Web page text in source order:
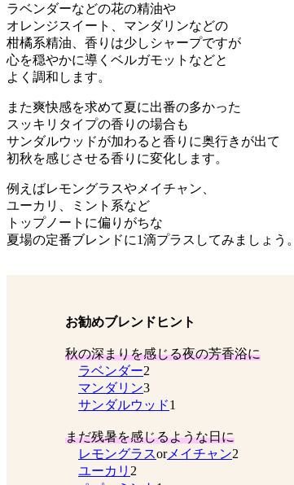
ラベンダーなどの花の精油や
オレンジスイート、マンダリンなどの
柑橘系精油、香りは少しシャープですが
心を穏やかに導くベルガモットなどと
よく調和します。
また爽快感を求めて夏に出番の多かった
スッキリタイプの香りの場合も
サンダルウッドが加わると香りに奥行きが出て
初秋を感じさせる香りに変化します。
例えばレモングラスやメイチャン、
ユーカリ、ミント系など
トップノートに偏りがちな
夏場の定番ブレンドに1滴プラスしてみましょう。
お勧めブレンドヒント
秋の深まりを感じる夜の芳香浴に
ラベンダー2
マンダリン3
サンダルウッド1
まだ残暑を感じるような日に
レモングラスorメイチャン2
ユーカリ 2